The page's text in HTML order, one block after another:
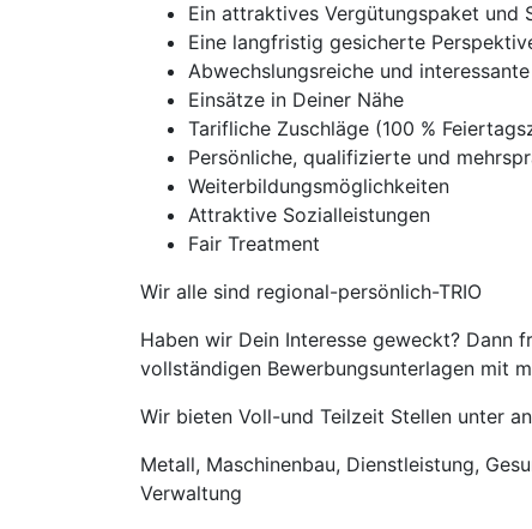
Ein attraktives Vergütungspaket und
Eine langfristig gesicherte
Abwechslungsreiche und
Einsätze in Deiner Nähe
Tarifliche Zuschläge (100 %
Persönliche, qualifizierte und
Weiterbildungsmöglichkeiten
Attraktive Sozialleistungen
Fair Treatment
Wir alle sind regional-persönlich-TRIO
Haben wir Dein Interesse geweckt? Dann
vollständigen Bewerbungsunterlagen mit
Wir bieten Voll-und Teilzeit Stellen unter
Metall, Maschinenbau, Dienstleistung,
Verwaltung